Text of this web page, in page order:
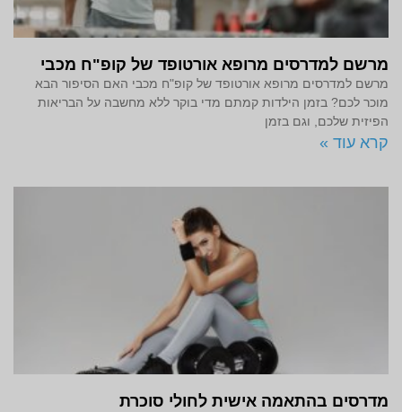
מרשם למדרסים מרופא אורטופד של קופ"ח מכבי
מרשם למדרסים מרופא אורטופד של קופ"ח מכבי האם הסיפור הבא
מוכר לכם? בזמן הילדות קמתם מדי בוקר ללא מחשבה על הבריאות
הפיזית שלכם, וגם בזמן
קרא עוד »
מדרסים בהתאמה אישית לחולי סוכרת